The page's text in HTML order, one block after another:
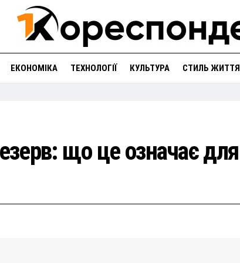
ЕКОНОМІКА ТЕХНОЛОГІЇ КУЛЬТУРА СТИЛЬ ЖИТТЯ
що це означає для